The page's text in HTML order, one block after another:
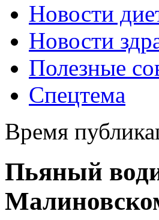
Новости
Новости
Полезные
Спецтема
Время
Пьяный